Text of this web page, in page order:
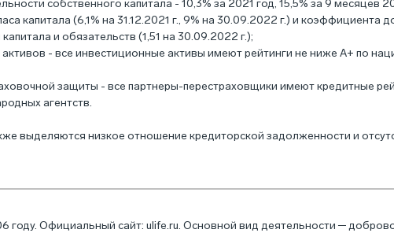
собственного капитала - 10,3% за 2021 год, 15,5% за 9 месяцев
капитала (6,1% на 31.12.2021 г., 9% на 30.09.2022 г.) и коэффициента
и обязательств (1,51 на 30.09.2022 г.);
- все инвестиционные активы имеют рейтинги не ниже А+ по
защиты - все партнеры-перестраховщики имеют кредитные
агентств.
выделяются низкое отношение кредиторской задолженности и
Официальный сайт: ulife.ru. Основной вид деятельности ─